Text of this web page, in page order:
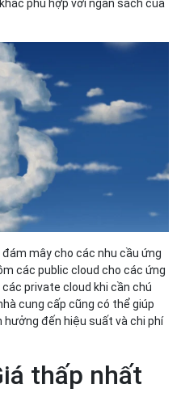
phù hợp với ngân sách của
mây cho các nhu cầu ứng
các public cloud cho các ứng
private cloud khi cần chú
cung cấp cũng có thể giúp
hưởng đến hiệu suất và chi phí
thấp nhất